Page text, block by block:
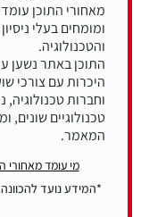
מאחורי התוכן
ומומחים בעלי
התוכן באתר נשען
היכרות עם צורכי
וחברות
טכנולוגיים שונים,
המאמר.
מי עומד מאחורי
*המידע נועד